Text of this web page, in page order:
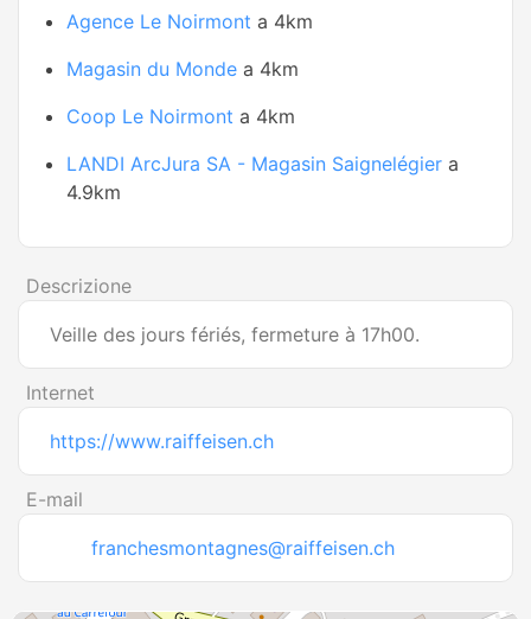
Agence Le Noirmont a 4km
Magasin du Monde a 4km
Coop Le Noirmont a 4km
LANDI ArcJura SA - Magasin Saignelégier a
4.9km
Descrizione
Veille des jours fériés, fermeture à 17h00.
Internet
https://www.raiffeisen.ch
E-mail
franchesmontagnes@raiffeisen.ch